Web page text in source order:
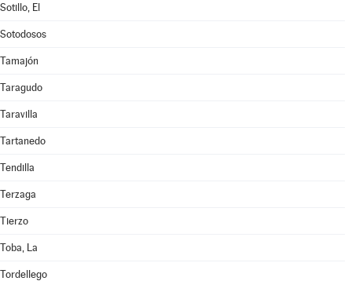
Sotillo, El
Sotodosos
Tamajón
Taragudo
Taravilla
Tartanedo
Tendilla
Terzaga
Tierzo
Toba, La
Tordellego